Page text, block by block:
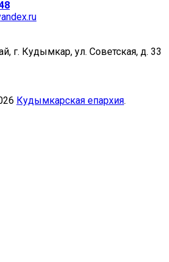
г. Кудымкар, ул. Советская, д. 33
Кудымкарская епархия.